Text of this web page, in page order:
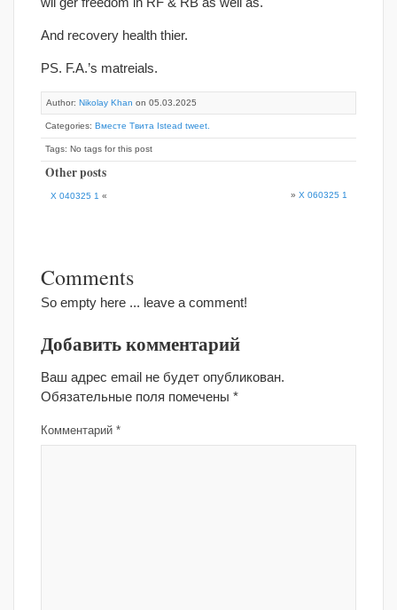
And recovery health thier.
PS. F.A.’s matreials.
Author: Nikolay Khan on 05.03.2025
Categories: Вместе Твита Istead tweet.
Tags: No tags for this post
Other posts
X 040325 1 « » X 060325 1
Comments
So empty here ... leave a comment!
Добавить комментарий
Ваш адрес email не будет опубликован.
Обязательные поля помечены *
Комментарий *